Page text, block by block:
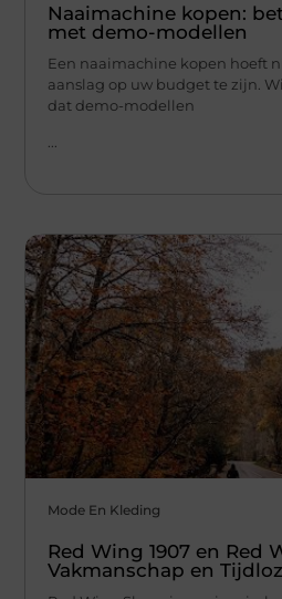
Naaimachine kopen:
met demo-modellen
Een naaimachine kopen hoeft
aanslag op uw budget te zijn.
dat demo-modellen
...
Mode En Kleding
Red Wing 1907 en Red
Vakmanschap en